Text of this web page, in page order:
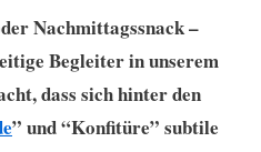
Nachmittagssnack –
Begleiter in unserem
dass sich hinter den
” und “Konfitüre” subtile